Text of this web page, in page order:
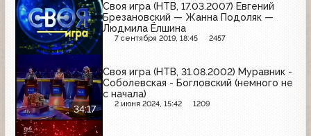
Своя игра (НТВ, 17.03.2007) Евгений
Брезановский — Жанна Подоляк —
Людмила Ёлшина
7 сентября 2019, 18:45 2457
34:17
Своя игра (НТВ, 31.08.2002) Муравник -
Соболевская - Богловский (немного не
с начала)
2 июня 2024, 15:42 1209